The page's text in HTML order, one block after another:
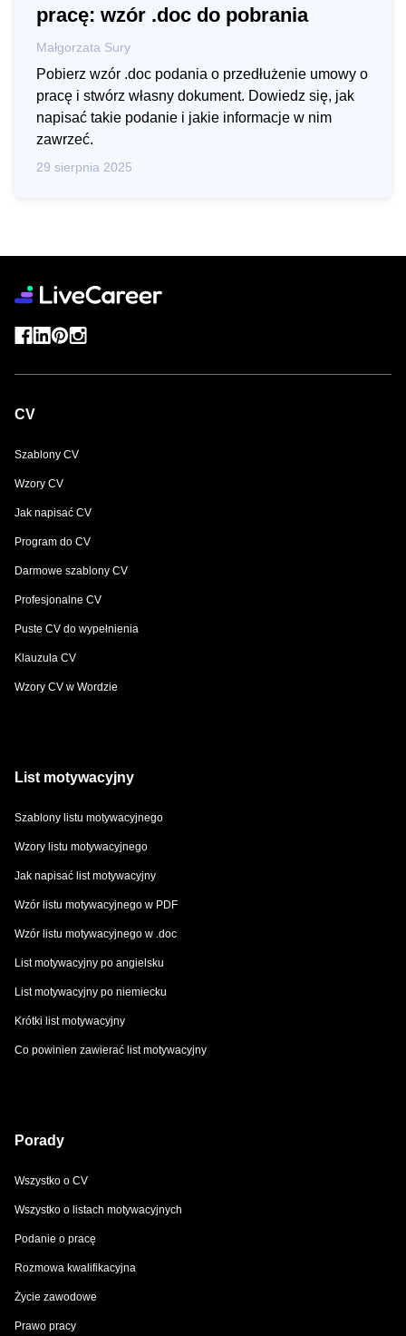
pracę: wzór .doc do pobrania
Małgorzata Sury
Pobierz wzór .doc podania o przedłużenie umowy o
pracę i stwórz własny dokument. Dowiedz się, jak
napisać takie podanie i jakie informacje w nim
zawrzeć.
29 sierpnia 2025
CV
Szablony CV
Wzory CV
Jak napisać CV
Program do CV
Darmowe szablony CV
Profesjonalne CV
Puste CV do wypełnienia
Klauzula CV
Wzory CV w Wordzie
List motywacyjny
Szablony listu motywacyjnego
Wzory listu motywacyjnego
Jak napisać list motywacyjny
Wzór listu motywacyjnego w PDF
Wzór listu motywacyjnego w .doc
List motywacyjny po angielsku
List motywacyjny po niemiecku
Krótki list motywacyjny
Co powinien zawierać list motywacyjny
Porady
Wszystko o CV
Wszystko o listach motywacyjnych
Podanie o pracę
Rozmowa kwalifikacyjna
Życie zawodowe
Prawo pracy